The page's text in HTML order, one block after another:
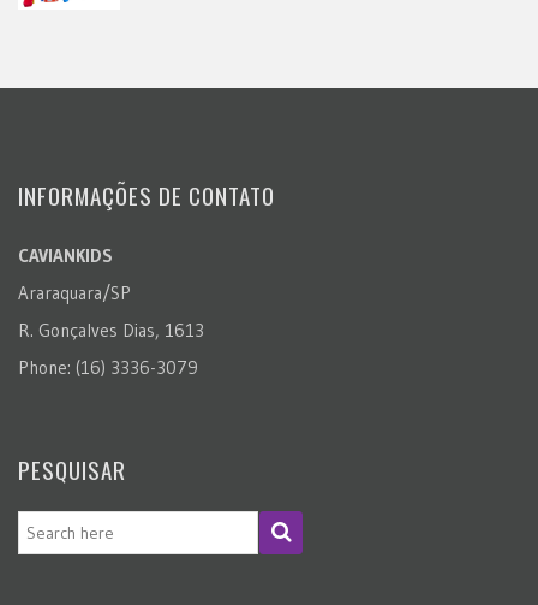
INFORMAÇÕES DE CONTATO
CAVIANKIDS
Araraquara/SP
R. Gonçalves Dias, 1613
Phone: (16) 3336-3079
PESQUISAR